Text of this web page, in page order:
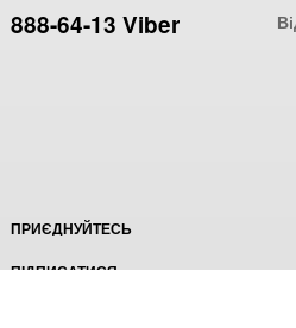
888-64-13 Viber
ПРИЄДНУЙТЕСЬ
ПІДПИСАТИСЯ